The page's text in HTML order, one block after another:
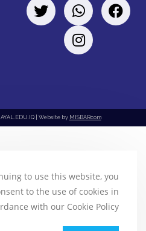
| Website byMISBARcom
to use this website, you
consent to the use of cookies in
with our Cookie Policy.